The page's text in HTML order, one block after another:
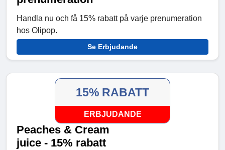
Handla nu och få 15% rabatt på varje prenumeration
hos Olipop.
Se Erbjudande
15% RABATT
ERBJUDANDE
Peaches & Cream
juice - 15% rabatt